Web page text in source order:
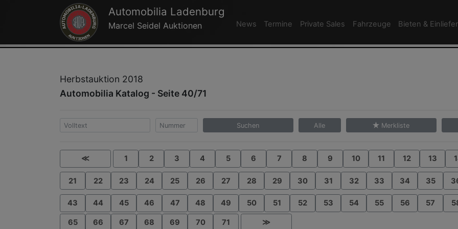
Automobilia Ladenburg
Marcel Seidel Auktionen News Termine Private Sales Fahrzeuge Bieten &
Herbstauktion 2018
Automobilia Katalog - Seite 40/71
Suchen Alle Merkliste
≪ 1 2 3 4 5 6 7 8 9 10 11 12 13
21 22 23 24 25 26 27 28 29 30 31 32 33 34 35
43 44 45 46 47 48 49 50 51 52 53 54 55 56 57
65 66 67 68 69 70 71 ≫